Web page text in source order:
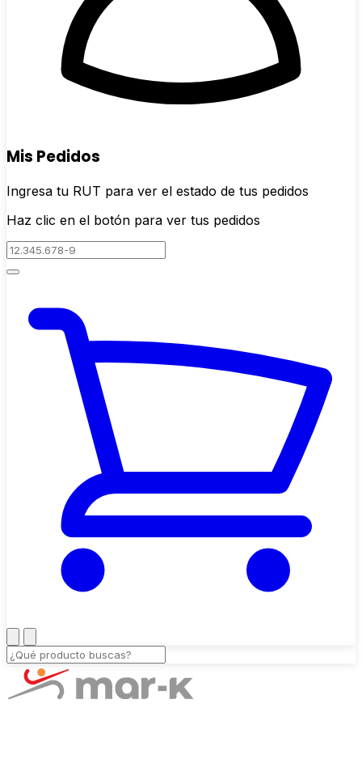
Mis Pedidos
Ingresa tu RUT para ver el estado de tus pedidos
Haz clic en el botón para ver tus pedidos